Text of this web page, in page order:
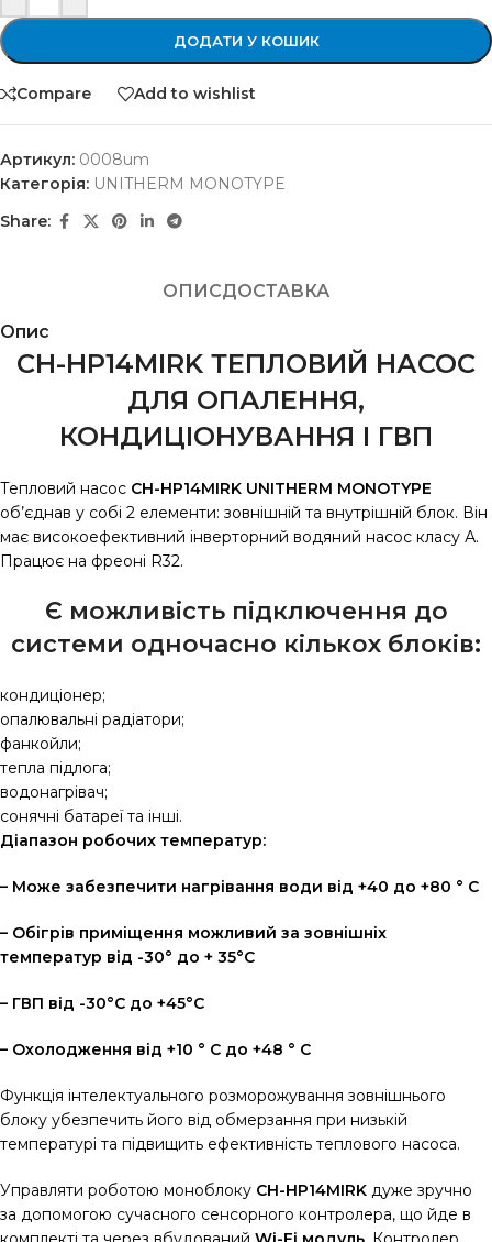
ДОДАТИ У КОШИК
Compare Add to wishlist
Артикул: 0008um
Категорія: UNITHERM MONOTYPE
Share:
ОПИСДОСТАВКА
Опис
CH-HP14MIRK ТЕПЛОВИЙ НАСОС
ДЛЯ ОПАЛЕННЯ,
КОНДИЦІОНУВАННЯ І ГВП
Тепловий насос CH-HP14MIRK UNITHERM MONOTYPE
об’єднав у собі 2 елементи: зовнішній та внутрішній блок. Він
має високоефективний інверторний водяний насос класу А.
Працює на фреоні R32.
Є можливість підключення до
системи одночасно кількох блоків:
кондиціонер;
опалювальні радіатори;
фанкойли;
тепла підлога;
водонагрівач;
сонячні батареї та інші.
Діапазон робочих температур:
– Може забезпечити нагрівання води від +40 до +80 ° С
– Обігрів приміщення можливий за зовнішніх
температур від -30° до + 35°С
– ГВП від -30°С до +45°С
– Охолодження від +10 ° С до +48 ° С
Функція інтелектуального розморожування зовнішнього
блоку убезпечить його від обмерзання при низькій
температурі та підвищить ефективність теплового насоса.
Управляти роботою моноблоку CH-HP14MIRK дуже зручно
за допомогою сучасного сенсорного контролера, що йде в